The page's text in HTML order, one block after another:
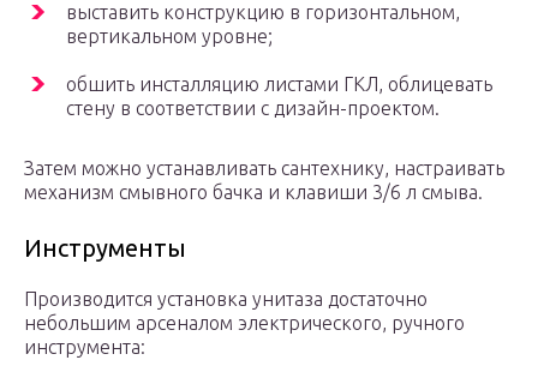
выставить конструкцию в горизонтальном,
вертикальном уровне;
обшить инсталляцию листами ГКЛ, облицевать
стену в соответствии с дизайн-проектом.
Затем можно устанавливать сантехнику, настраивать
механизм смывного бачка и клавиши 3/6 л смыва.
Инструменты
Производится установка унитаза достаточно
небольшим арсеналом электрического, ручного
инструмента: